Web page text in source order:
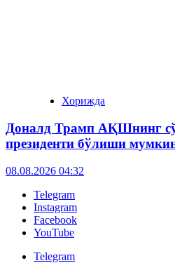
Хорижда
Доналд Трамп АҚШнинг
президенти бўлиши
08.08.2026 04:32
Telegram
Instagram
Facebook
YouTube
Telegram